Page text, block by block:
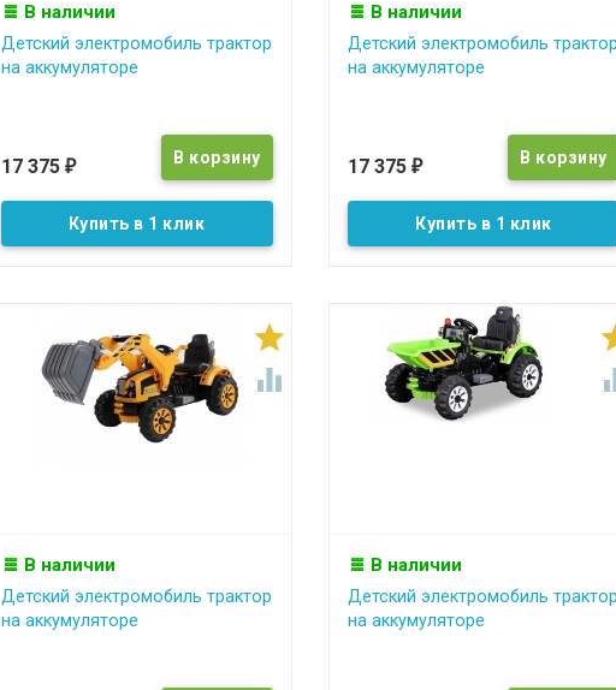
В наличии
Детский электромобиль трактор
на аккумуляторе
17 375 ₽
Купить в 1 клик
В наличии
Детский электромобиль трактор
на аккумуляторе
17 375 ₽
Купить в 1 клик


В наличии
Детский электромобиль трактор
на аккумуляторе
В наличии
Детский электромобиль трактор
на аккумуляторе